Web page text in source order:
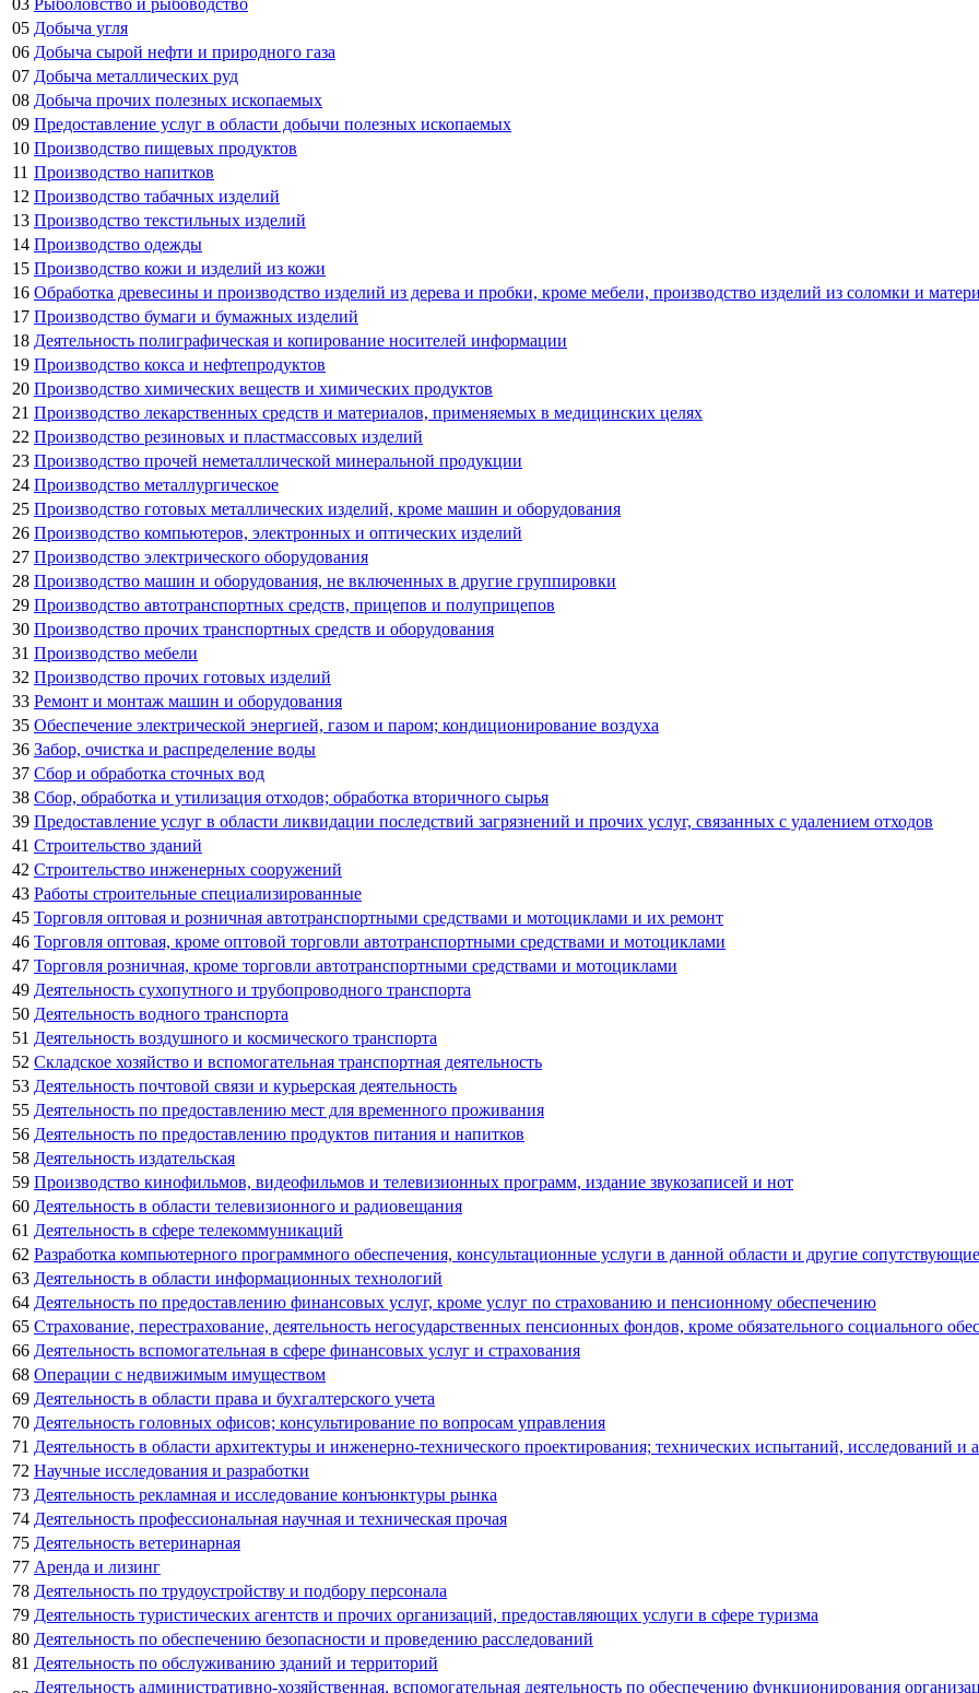
05 Добыча угля
06 Добыча сырой нефти и природного газа
07 Добыча металлических руд
08 Добыча прочих полезных ископаемых
09 Предоставление услуг в области добычи полезных ископаемых
10 Производство пищевых продуктов
11 Производство напитков
12 Производство табачных изделий
13 Производство текстильных изделий
14 Производство одежды
15 Производство кожи и изделий из кожи
16 Обработка древесины и производство изделий из дерева и пробки, кроме мебели, производство изделий из соломки и
17 Производство бумаги и бумажных изделий
18 Деятельность полиграфическая и копирование носителей информации
19 Производство кокса и нефтепродуктов
20 Производство химических веществ и химических продуктов
21 Производство лекарственных средств и материалов, применяемых в медицинских целях
22 Производство резиновых и пластмассовых изделий
23 Производство прочей неметаллической минеральной продукции
24 Производство металлургическое
25 Производство готовых металлических изделий, кроме машин и оборудования
26 Производство компьютеров, электронных и оптических изделий
27 Производство электрического оборудования
28 Производство машин и оборудования, не включенных в другие группировки
29 Производство автотранспортных средств, прицепов и полуприцепов
30 Производство прочих транспортных средств и оборудования
31 Производство мебели
32 Производство прочих готовых изделий
33 Ремонт и монтаж машин и оборудования
35 Обеспечение электрической энергией, газом и паром; кондиционирование воздуха
36 Забор, очистка и распределение воды
37 Сбор и обработка сточных вод
38 Сбор, обработка и утилизация отходов; обработка вторичного сырья
39 Предоставление услуг в области ликвидации последствий загрязнений и прочих услуг, связанных с удалением отходов
41 Строительство зданий
42 Строительство инженерных сооружений
43 Работы строительные специализированные
45 Торговля оптовая и розничная автотранспортными средствами и мотоциклами и их ремонт
46 Торговля оптовая, кроме оптовой торговли автотранспортными средствами и мотоциклами
47 Торговля розничная, кроме торговли автотранспортными средствами и мотоциклами
49 Деятельность сухопутного и трубопроводного транспорта
50 Деятельность водного транспорта
51 Деятельность воздушного и космического транспорта
52 Складское хозяйство и вспомогательная транспортная деятельность
53 Деятельность почтовой связи и курьерская деятельность
55 Деятельность по предоставлению мест для временного проживания
56 Деятельность по предоставлению продуктов питания и напитков
58 Деятельность издательская
59 Производство кинофильмов, видеофильмов и телевизионных программ, издание звукозаписей и нот
60 Деятельность в области телевизионного и радиовещания
61 Деятельность в сфере телекоммуникаций
62 Разработка компьютерного программного обеспечения, консультационные услуги в данной области и другие
63 Деятельность в области информационных технологий
64 Деятельность по предоставлению финансовых услуг, кроме услуг по страхованию и пенсионному обеспечению
65 Страхование, перестрахование, деятельность негосударственных пенсионных фондов, кроме обязательного социального
66 Деятельность вспомогательная в сфере финансовых услуг и страхования
68 Операции с недвижимым имуществом
69 Деятельность в области права и бухгалтерского учета
70 Деятельность головных офисов; консультирование по вопросам управления
71 Деятельность в области архитектуры и инженерно-технического проектирования; технических испытаний, исследований и
72 Научные исследования и разработки
73 Деятельность рекламная и исследование конъюнктуры рынка
74 Деятельность профессиональная научная и техническая прочая
75 Деятельность ветеринарная
77 Аренда и лизинг
78 Деятельность по трудоустройству и подбору персонала
79 Деятельность туристических агентств и прочих организаций, предоставляющих услуги в сфере туризма
80 Деятельность по обеспечению безопасности и проведению расследований
81 Деятельность по обслуживанию зданий и территорий
Деятельность административно-хозяйственная, вспомогательная деятельность по обеспечению функционирования